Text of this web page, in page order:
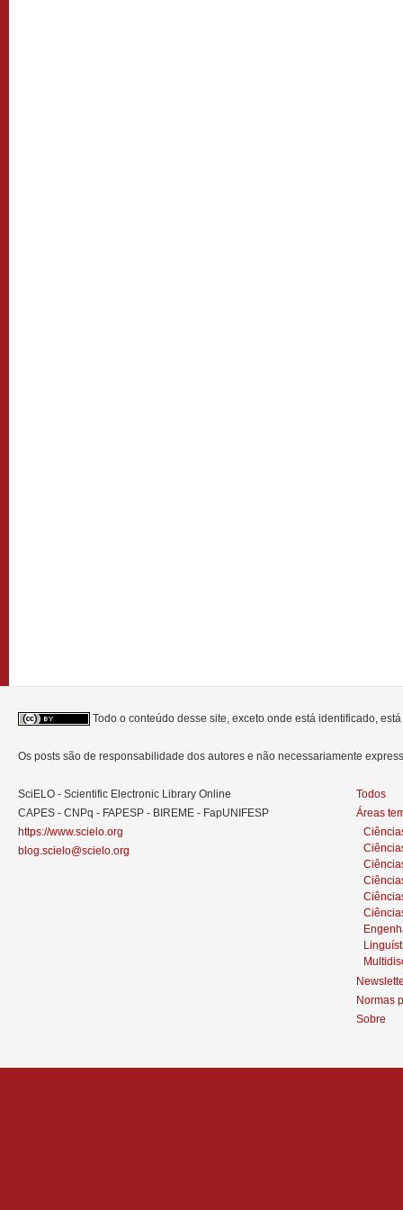
Todo o conteúdo desse site, exceto onde está identificado,
Os posts são de responsabilidade dos autores e não necessariamente
SciELO - Scientific Electronic Library Online
CAPES - CNPq - FAPESP - BIREME - FapUNIFESP
https://www.scielo.org
blog.scielo@scielo.org
Todos
Áreas
Normas
Sobre